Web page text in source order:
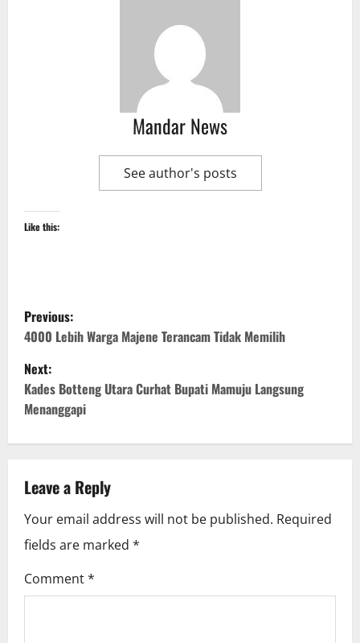
Mandar News
See author's posts
Like this:
P
o
s
t
n
a
v
i
g
Previous:
4000 Lebih Warga Majene Terancam Tidak Memilih
Next:
Kades Botteng Utara Curhat Bupati Mamuju Langsung
Menanggapi
Leave a Reply
Your email address will not be published. Required
fields are marked *
Comment*